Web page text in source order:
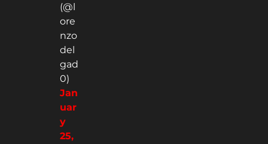
(@l
ore
nzo
del
gad
0)
Jan
uar
y
25,